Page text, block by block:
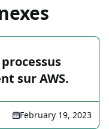
sur AWS.
February 19, 2023